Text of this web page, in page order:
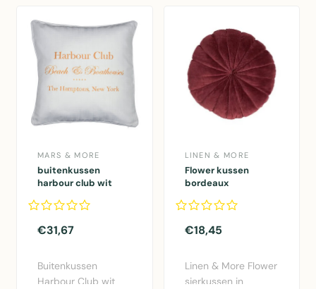
MARS & MORE
buitenkussen
harbour club wit
€31,67
Buitenkussen
Harbour Club wit
LINEN & MORE
Flower kussen
bordeaux
€18,45
Linen & More Flower
sierkussen in